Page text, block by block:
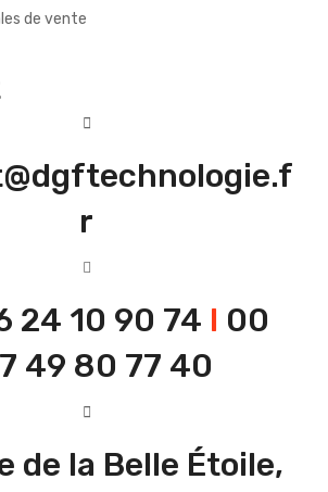
de vente
r
24 10 90 74 I 00
49 80 77 40
de la Belle Étoile,